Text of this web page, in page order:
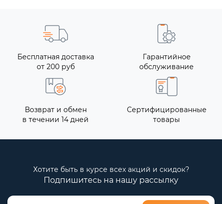
Бесплатная доставка
от 200 руб
Гарантийное
обслуживание
Возврат и обмен
в течении 14 дней
Сертифицированные
товары
Хотите быть в курсе всех акций и скидок?
Подпишитесь на нашу рассылку